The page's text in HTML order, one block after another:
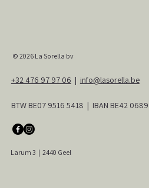
© 2026 La Sorella bv
Larum 3 | 2440 Geel
+32 476 97 97 06 | info@lasorella.be
BTW BE07 9516 5418 | IBAN BE42